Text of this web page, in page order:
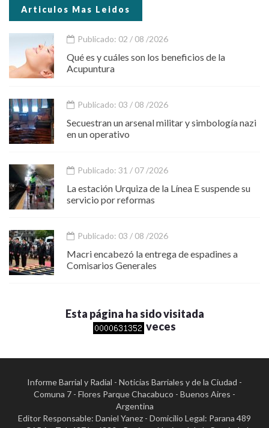
Articulos Mas Leidos
Publicado: 02 / 08 /2026
Qué es y cuáles son los beneficios de la
Acupuntura
Publicado: 03 / 08 /2026
Secuestran un arsenal militar y simbología nazi
en un operativo
Publicado: 31 / 07 /2026
La estación Urquiza de la Línea E suspende su
servicio por reformas
Publicado: 03 / 08 /2026
Macri encabezó la entrega de espadines a
Comisarios Generales
Esta página ha sido visitada
veces
Informe Barrial y Radial - Noticias Barriales y de la Ciudad -
Comuna 7 - Flores Parque Chacabuco - Buenos Aires -
Argentina
Editor Responsable: Daniel Yanez - Domicilio Legal: Parana 489